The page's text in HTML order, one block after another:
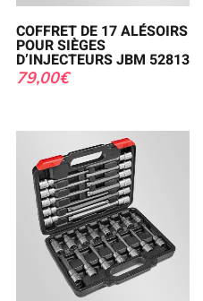
COFFRET DE 17 ALÉSOIRS
POUR SIÈGES
D’INJECTEURS JBM 52813
79,00€